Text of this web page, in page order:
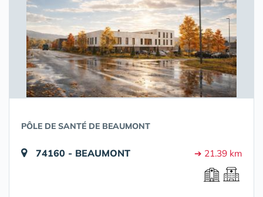
PÔLE DE SANTÉ DE BEAUMONT
74160 - BEAUMONT ➔ 21.39 km